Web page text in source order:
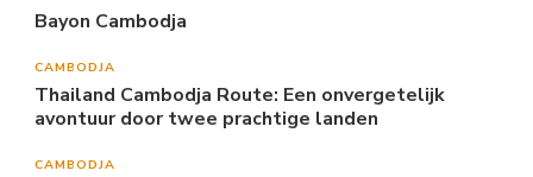
Bayon Cambodja
CAMBODJA
Thailand Cambodja Route: Een onvergetelijk
avontuur door twee prachtige landen
CAMBODJA